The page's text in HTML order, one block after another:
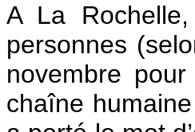
A La
personnes
novembre
chaîne